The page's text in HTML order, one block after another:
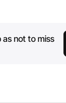
as not to miss